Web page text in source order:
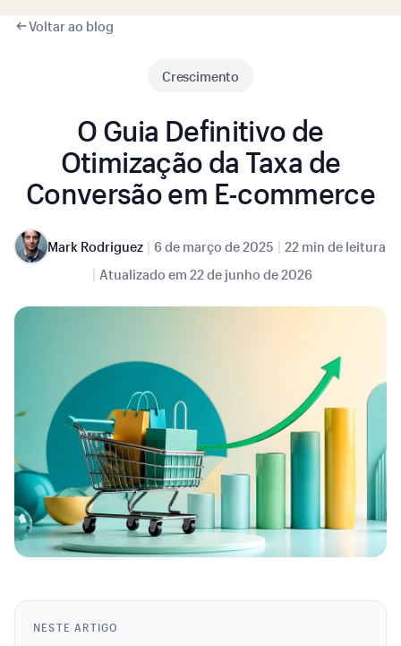
Voltar ao blog
Crescimento
O Guia Definitivo de
Otimização da Taxa de
Conversão em E-commerce
Mark Rodriguez | 6 de março de 2025 | 22 min de leitura
| Atualizado em 22 de junho de 2026
NESTE ARTIGO